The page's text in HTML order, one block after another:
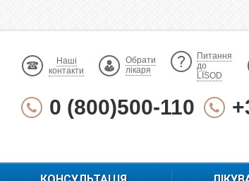
Наші
контакти
Обрати
лікаря
Питання
до
LISOD
0 (800)500-110